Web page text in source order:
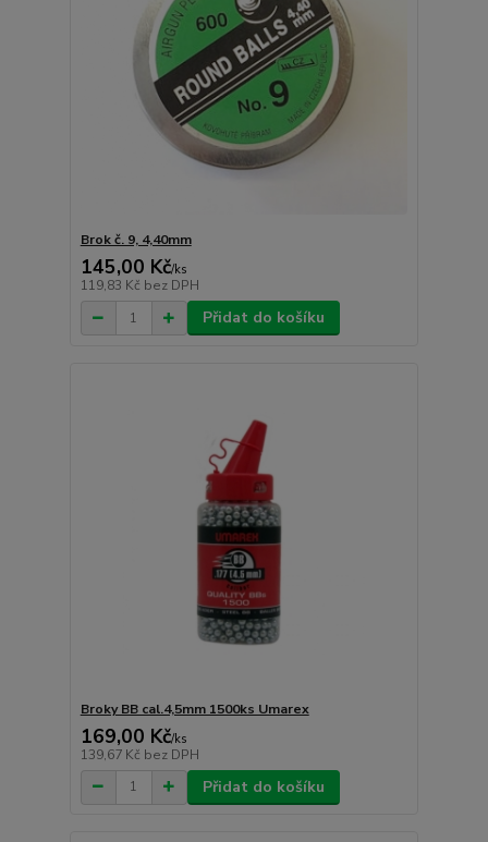
Brok č. 9, 4,40mm
145,00 Kč/ks
119,83 Kč bez DPH
Přidat do košíku
Broky BB cal.4,5mm 1500ks Umarex
169,00 Kč/ks
139,67 Kč bez DPH
Přidat do košíku